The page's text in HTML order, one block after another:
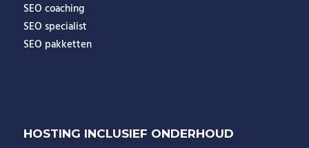
SEO coaching
SEO specialist
SEO pakketten
HOSTING INCLUSIEF ONDERHOUD